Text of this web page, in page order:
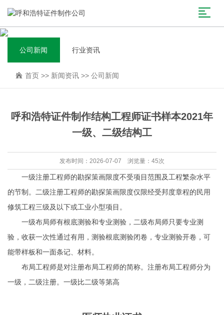
公司新闻 行业资讯
首页 >> 新闻资讯 >> 公司新闻
呼和浩特证件制作结构工程师证书样本2021年
一级、二级结构工
发布时间：2026-07-07 浏览量：45次
一级注册工程师的勘探策画限度不受项目范围及工程繁杂水平
的节制。二级注册工程师的勘探策画限度仅限经受邦度章程的民用
修筑工程三级及以下或工业小型项目。
一级布局师有根底测验和专业测验，二级布局师只要专业测
验，收获一次性通过有用，测验根底测验闭卷，专业测验开卷，可
能带样板和一面条记、材料。
布局工程师是对注册布局工程师的简称。注册布局工程师分为
一级，二级注册。一级比二级等第高